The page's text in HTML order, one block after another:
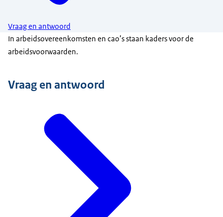
Vraag en antwoord
In arbeidsovereenkomsten en cao’s staan kaders voor de
arbeidsvoorwaarden.
Vraag en antwoord